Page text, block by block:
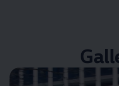
Enable fullscreen mode